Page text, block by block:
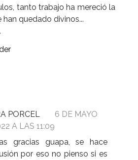
tanto trabajo ha mereció la
han quedado divinos...
PORCEL
6 DE MAYO
A LAS 11:09
gracias guapa, se hace
por eso no pienso si es